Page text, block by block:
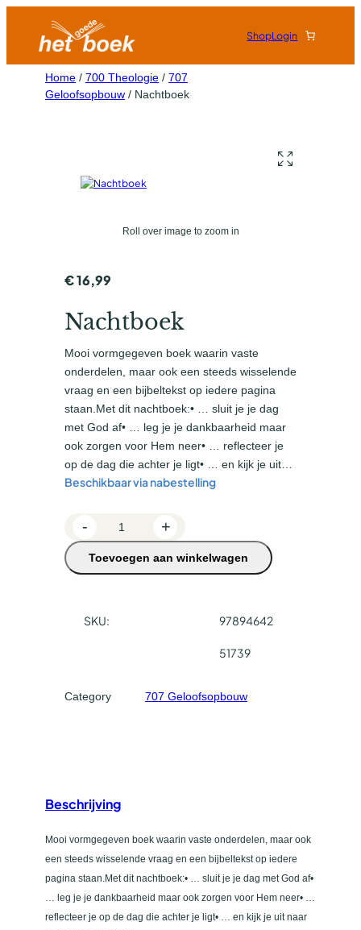
ShopLogin
Home / 700 Theologie / 707
Geloofsopbouw / Nachtboek
Roll over image to zoom in
€16,99
Nachtboek
Mooi vormgegeven boek waarin vaste
onderdelen, maar ook een steeds wisselende
vraag en een bijbeltekst op iedere pagina
staan.Met dit nachtboek:• … sluit je je dag
met God af• … leg je je dankbaarheid maar
ook zorgen voor Hem neer• … reflecteer je
op de dag die achter je ligt• … en kijk je uit…
Beschikbaar via nabestelling
c
a
- +
Toevoegen aan winkelwagen
SKU: 97894642
51739
Category 707 Geloofsopbouw
Beschrijving
Mooi vormgegeven boek waarin vaste onderdelen, maar ook
een steeds wisselende vraag en een bijbeltekst op iedere
pagina staan.Met dit nachtboek:• … sluit je je dag met God af•
… leg je je dankbaarheid maar ook zorgen voor Hem neer• …
reflecteer je op de dag die achter je ligt• … en kijk je uit naar